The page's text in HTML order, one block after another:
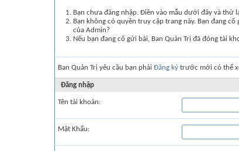
Bạn chưa đăng nhập. Điền vào mẫu dưới đây và thử
Bạn không có quyền truy cập trang này. Bạn đang
của Admin?
Nếu bạn đang cố gửi bài, Ban Quản Trị đã đóng tài
Ban Quản Trị yêu cầu bạn phải Đăng ký trước mới có thể
Đăng nhập
Tên tài khoản:
Mật Khẩu: